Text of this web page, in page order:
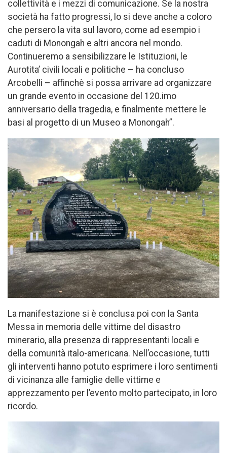
collettività e i mezzi di comunicazione. Se la nostra
società ha fatto progressi, lo si deve anche a coloro
che persero la vita sul lavoro, come ad esempio i
caduti di Monongah e altri ancora nel mondo.
Continueremo a sensibilizzare le Istituzioni, le
Aurotita’ civili locali e politiche – ha concluso
Arcobelli – affinchè si possa arrivare ad organizzare
un grande evento in occasione del 120.imo
anniversario della tragedia, e finalmente mettere le
basi al progetto di un Museo a Monongah”.
La manifestazione si è conclusa poi con la Santa
Messa in memoria delle vittime del disastro
minerario, alla presenza di rappresentanti locali e
della comunità italo-americana. Nell’occasione, tutti
gli interventi hanno potuto esprimere i loro sentimenti
di vicinanza alle famiglie delle vittime e
apprezzamento per l’evento molto partecipato, in loro
ricordo.